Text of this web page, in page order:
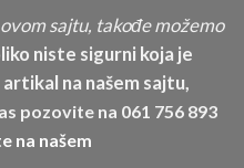
sajtu, takođe možemo
niste sigurni koja je
na našem sajtu,
pozovite na 061 756 893
na našem